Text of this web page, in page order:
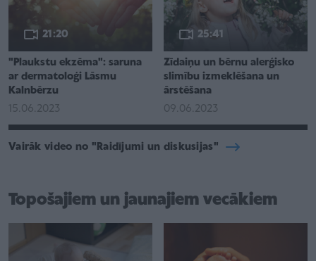
21:20
"Plaukstu ekzēma": saruna
ar dermatoloģi Lāsmu
Kalnbērzu
15.06.2023
25:41
Zīdaiņu un bērnu alerģisko
slimību izmeklēšana un
ārstēšana
09.06.2023
Vairāk video no "Raidījumi un diskusijas"
Topošajiem un jaunajiem vecākiem